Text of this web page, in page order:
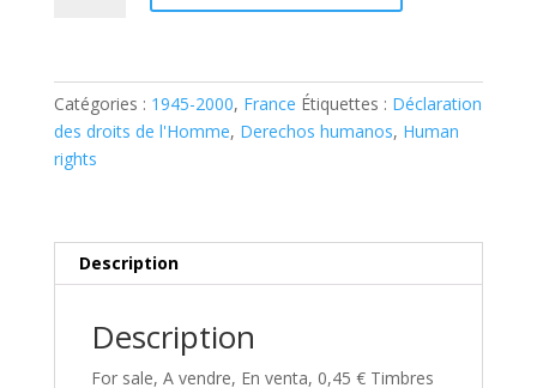
Droits
de
l'Homme
et
Catégories : 1945-2000, France Étiquettes : Déclaration
des droits de l'Homme, Derechos humanos, Human
rights
Description
Description
For sale, A vendre, En venta, 0,45 € Timbres